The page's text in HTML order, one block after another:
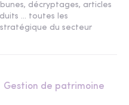
décryptages, articles
... toutes les
du secteur
Gestion de patrimoine